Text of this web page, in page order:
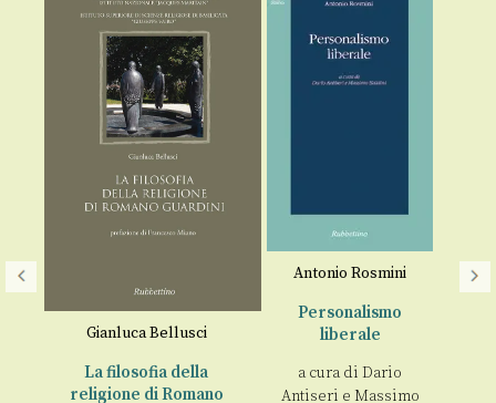
Gianluca Bellusci
La filosofia della
religione di Romano
Antonio Rosmini
Personalismo
liberale
a cura di Dario
Antiseri e Massimo